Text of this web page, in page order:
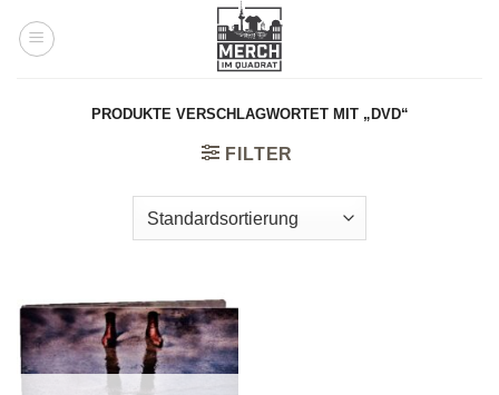
Inhalt
PRODUKTE VERSCHLAGWORTET MIT „DVD“
FILTER